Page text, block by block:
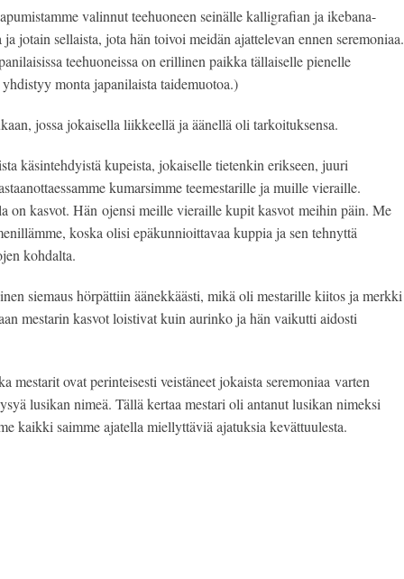
valinnut teehuoneen seinälle kalligrafian ja ikebana-
jotain sellaista, jota hän toivoi meidän ajattelevan ennen seremoniaa.
teehuoneissa on erillinen paikka tällaiselle pienelle
yhdistyy monta japanilaista taidemuotoa.)
jossa jokaisella liikkeellä ja äänellä oli tarkoituksensa.
käsintehdyistä kupeista, jokaiselle tietenkin erikseen, juuri
kumarsimme teemestarille ja muille vieraille.
on kasvot. Hän ojensi meille vieraille kupit kasvot meihin päin. Me
koska olisi epäkunnioittavaa kuppia ja sen tehnyttä
kohdalta.
siemaus hörpättiin äänekkäästi, mikä oli mestarille kiitos ja merkki
mestarin kasvot loistivat kuin aurinko ja hän vaikutti aidosti
mestarit ovat perinteisesti veistäneet jokaista seremoniaa varten
lusikan nimeä. Tällä kertaa mestari oli antanut lusikan nimeksi
kaikki saimme ajatella miellyttäviä ajatuksia kevättuulesta.